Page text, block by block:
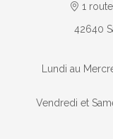
1
42640
Lundi au
Vendredi et